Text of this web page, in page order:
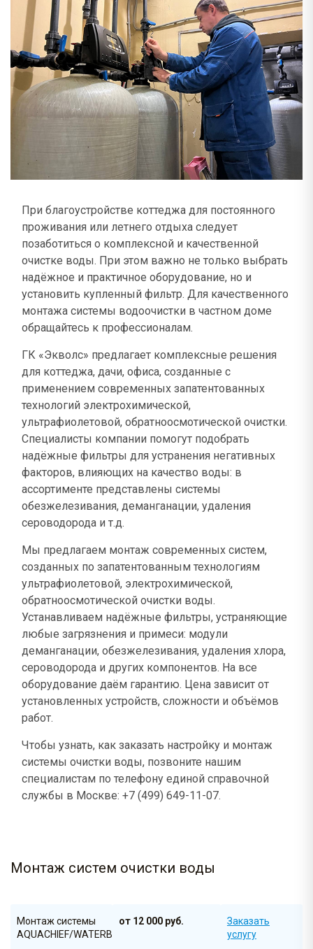
При благоустройстве коттеджа для постоянного
проживания или летнего отдыха следует
позаботиться о комплексной и качественной
очистке воды. При этом важно не только выбрать
надёжное и практичное оборудование, но и
установить купленный фильтр. Для качественного
монтажа системы водоочистки в частном доме
обращайтесь к профессионалам.
ГК «Экволс» предлагает комплексные решения
для коттеджа, дачи, офиса, созданные с
применением современных запатентованных
технологий электрохимической,
ультрафиолетовой, обратноосмотической очистки.
Специалисты компании помогут подобрать
надёжные фильтры для устранения негативных
факторов, влияющих на качество воды: в
ассортименте представлены системы
обезжелезивания, деманганации, удаления
сероводорода и т.д.
Мы предлагаем монтаж современных систем,
созданных по запатентованным технологиям
ультрафиолетовой, электрохимической,
обратноосмотической очистки воды.
Устанавливаем надёжные фильтры, устраняющие
любые загрязнения и примеси: модули
деманганации, обезжелезивания, удаления хлора,
сероводорода и других компонентов. На все
оборудование даём гарантию. Цена зависит от
установленных устройств, сложности и объёмов
работ.
Чтобы узнать, как заказать настройку и монтаж
системы очистки воды, позвоните нашим
специалистам по телефону единой справочной
службы в Москве: +7 (499) 649-11-07.
Монтаж систем очистки воды
Монтаж системы
AQUACHIEF/WATERBOX/SOFTBOX
от 12 000 руб.
Заказать
услугу